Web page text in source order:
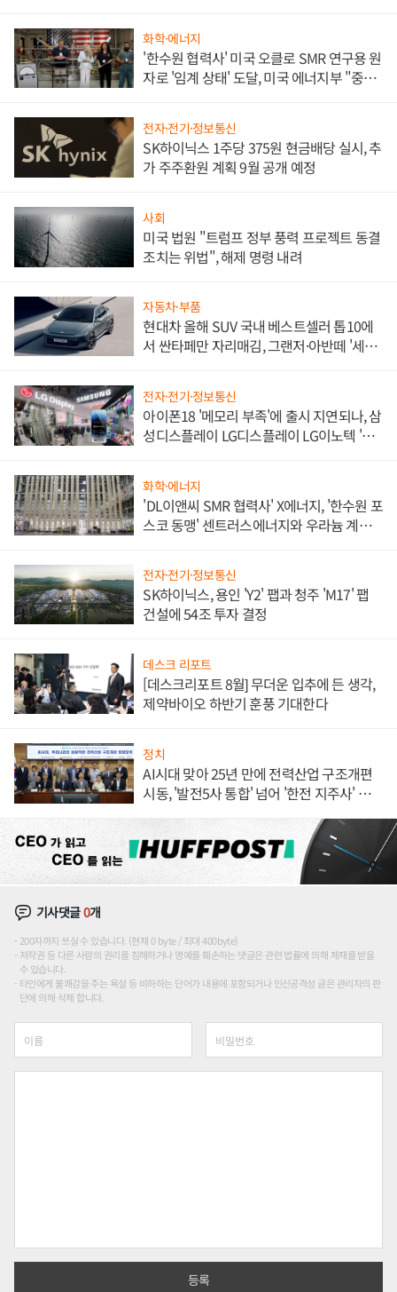
화학·에너지
'한수원 협력사' 미국 오클로 SMR 연구용 원
자로 '임계 상태' 도달, 미국 에너지부 "중요
전자·전기·정보통신
SK하이닉스 1주당 375원 현금배당 실시, 추
가 주주환원 계획 9월 공개 예정
사회
미국 법원 "트럼프 정부 풍력 프로젝트 동결
조치는 위법", 해제 명령 내려
자동차·부품
현대차 올해 SUV 국내 베스트셀러 톱10에
서 싼타페만 자리매김, 그랜저·아반떼 '세단
전자·전기·정보통신
아이폰18 '메모리 부족'에 출시 지연되나, 삼
성디스플레이 LG디스플레이 LG이노텍 '탈
화학·에너지
'DL이앤씨 SMR 협력사' X에너지, '한수원 포
스코 동맹' 센트러스에너지와 우라늄 계약
전자·전기·정보통신
SK하이닉스, 용인 'Y2' 팹과 청주 'M17' 팹
건설에 54조 투자 결정
데스크 리포트
[데스크리포트 8월] 무더운 입추에 든 생각,
제약바이오 하반기 훈풍 기대한다
정치
AI시대 맞아 25년 만에 전력산업 구조개편
시동, '발전5사 통합' 넘어 '한전 지주사' 재편
기사댓글0개
200자까지 쓰실 수 있습니다. (현재 0 byte / 최대 400byte)
저작권 등 다른 사람의 권리를 침해하거나 명예를 훼손하는 댓글은 관련 법률에 의해 제재를 받을
수 있습니다.
타인에게 불쾌감을 주는 욕설 등 비하하는 단어가 내용에 포함되거나 인신공격성 글은 관리자의 판
단에 의해 삭제 합니다.